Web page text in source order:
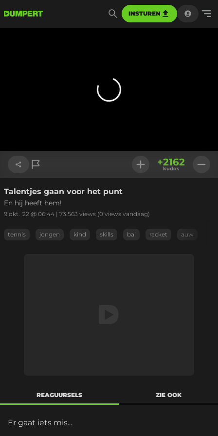
INSTUREN
Link kopiëren
+2162
kudos
Talentjes gaan voor het punt
En hij heeft hem!
9 okt. '22 @ 06:44 | 73.563 views (0 views vandaag)
tennis jongen kind skills bal racket auw
REAGUURSELS ZIE OOK
Er gaat iets mis...